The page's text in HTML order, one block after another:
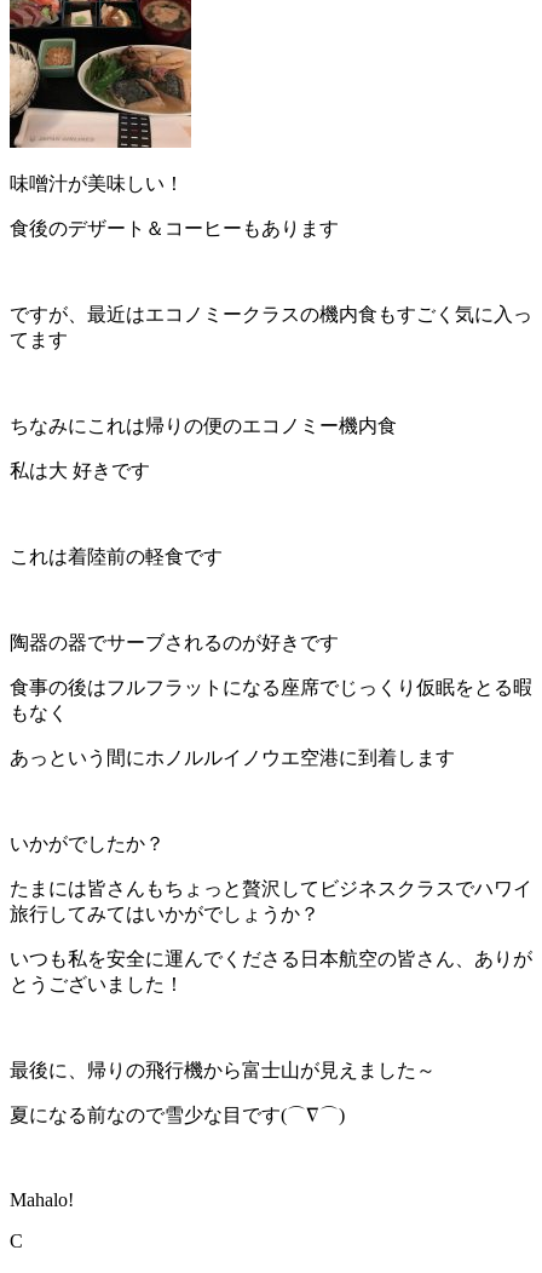
味噌汁が美味しい！
食後のデザート＆コーヒーもあります
ですが、最近はエコノミークラスの機内食もすごく気に入っ
てます
ちなみにこれは帰りの便のエコノミー機内食
私は大 好きです
これは着陸前の軽食です
陶器の器でサーブされるのが好きです
食事の後はフルフラットになる座席でじっくり仮眠をとる暇
もなく
あっという間にホノルルイノウエ空港に到着します
いかがでしたか？
たまには皆さんもちょっと贅沢してビジネスクラスでハワイ
旅行してみてはいかがでしょうか？
いつも私を安全に運んでくださる日本航空の皆さん、ありが
とうございました！
最後に、帰りの飛行機から富士山が見えました～
夏になる前なので雪少な目です(⌒∇⌒)
Mahalo!
C